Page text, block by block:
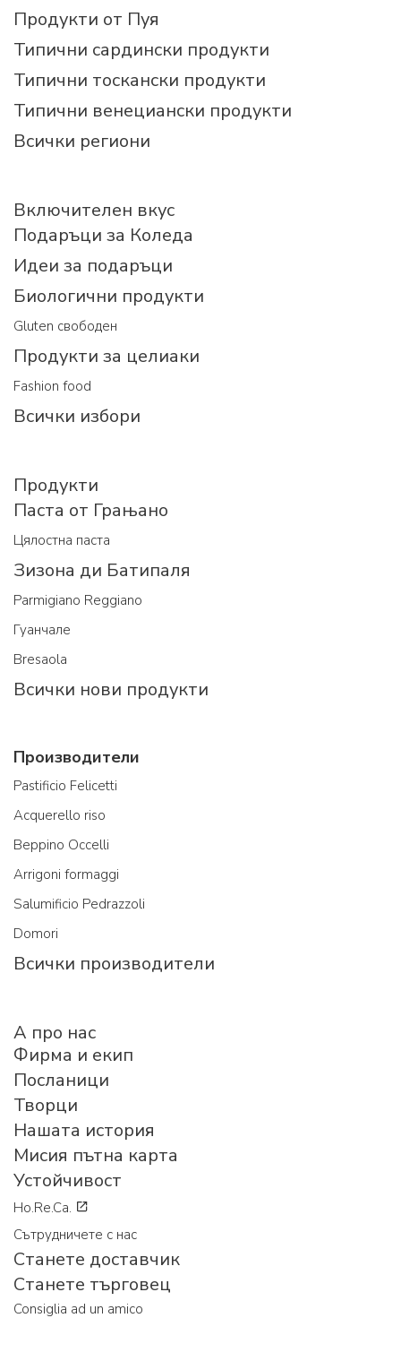
Продукти от Пуя
Типични сардински продукти
Типични тоскански продукти
Типични венециански продукти
Всички региони
Включителен вкус
Подаръци за Коледа
Идеи за подаръци
Биологични продукти
Gluten свободен
Продукти за целиаки
Fashion food
Всички избори
Продукти
Паста от Грањано
Цялостна паста
Зизона ди Батипаля
Parmigiano Reggiano
Гуанчале
Bresaola
Всички нови продукти
Производители
Pastificio Felicetti
Acquerello riso
Beppino Occelli
Arrigoni formaggi
Salumificio Pedrazzoli
Domori
Всички производители
A про нас
Фирма и екип
Посланици
Творци
Нашата история
Мисия пътна карта
Устойчивост
Ho.Re.Ca.
Сътрудничете с нас
Станете доставчик
Станете търговец
Consiglia ad un amico